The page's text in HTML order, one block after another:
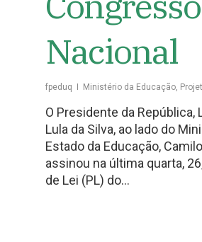
Nacional
fpeduq Ministério da Educação,
O Presidente da República,
Lula da Silva, ao lado do
Estado da Educação,
assinou na última quarta,
de Lei (PL) do…